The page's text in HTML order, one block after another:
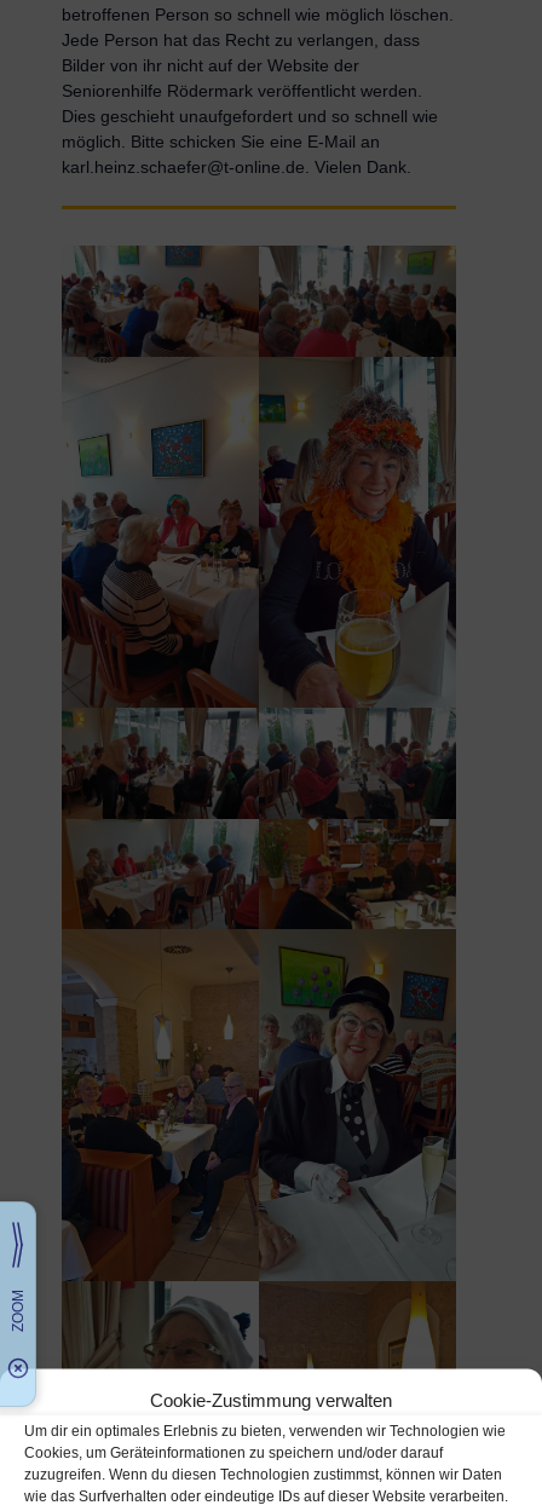
Cookie-Zustimmung verwalten
Um dir ein optimales Erlebnis zu bieten, verwenden wir Technologien wie
Cookies, um Geräteinformationen zu speichern und/oder darauf
zuzugreifen. Wenn du diesen Technologien zustimmst, können wir Daten
wie das Surfverhalten oder eindeutige IDs auf dieser Website verarbeiten.
betroffenen Person so schnell wie möglich löschen.
Jede Person hat das Recht zu verlangen, dass
Bilder von ihr nicht auf der Website der
Seniorenhilfe Rödermark veröffentlicht werden.
Dies geschieht unaufgefordert und so schnell wie
möglich. Bitte schicken Sie eine E-Mail an
karl.heinz.schaefer@t-online.de. Vielen Dank.